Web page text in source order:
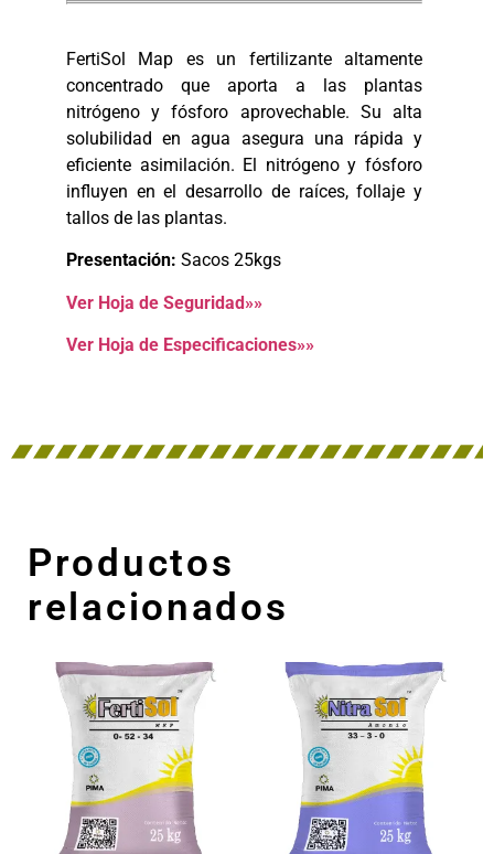
FertiSol Map es un fertilizante altamente
concentrado que aporta a las plantas
nitrógeno y fósforo aprovechable. Su alta
solubilidad en agua asegura una rápida y
eficiente asimilación. El nitrógeno y fósforo
influyen en el desarrollo de raíces, follaje y
tallos de las plantas.
Presentación: Sacos 25kgs
Ver Hoja de Seguridad»»
Ver Hoja de Especificaciones»»
Productos
relacionados